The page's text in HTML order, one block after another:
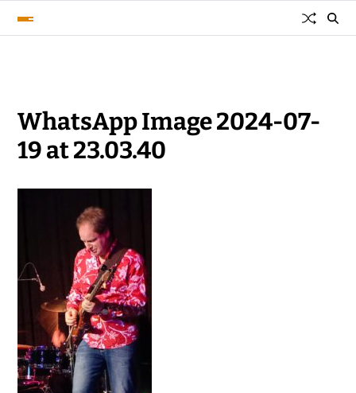
WhatsApp Image 2024-07-
19 at 23.03.40